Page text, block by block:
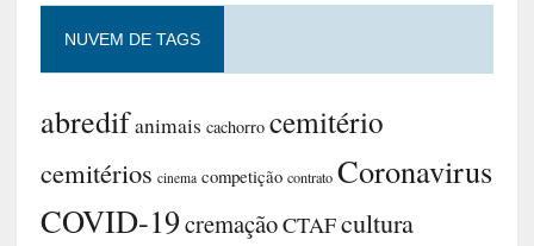
NUVEM DE TAGS
abredifanimais cachorro cemitério
cemitérios cinema competição contrato Coronavirus
COVID-19cremaçãoCTAFcultura